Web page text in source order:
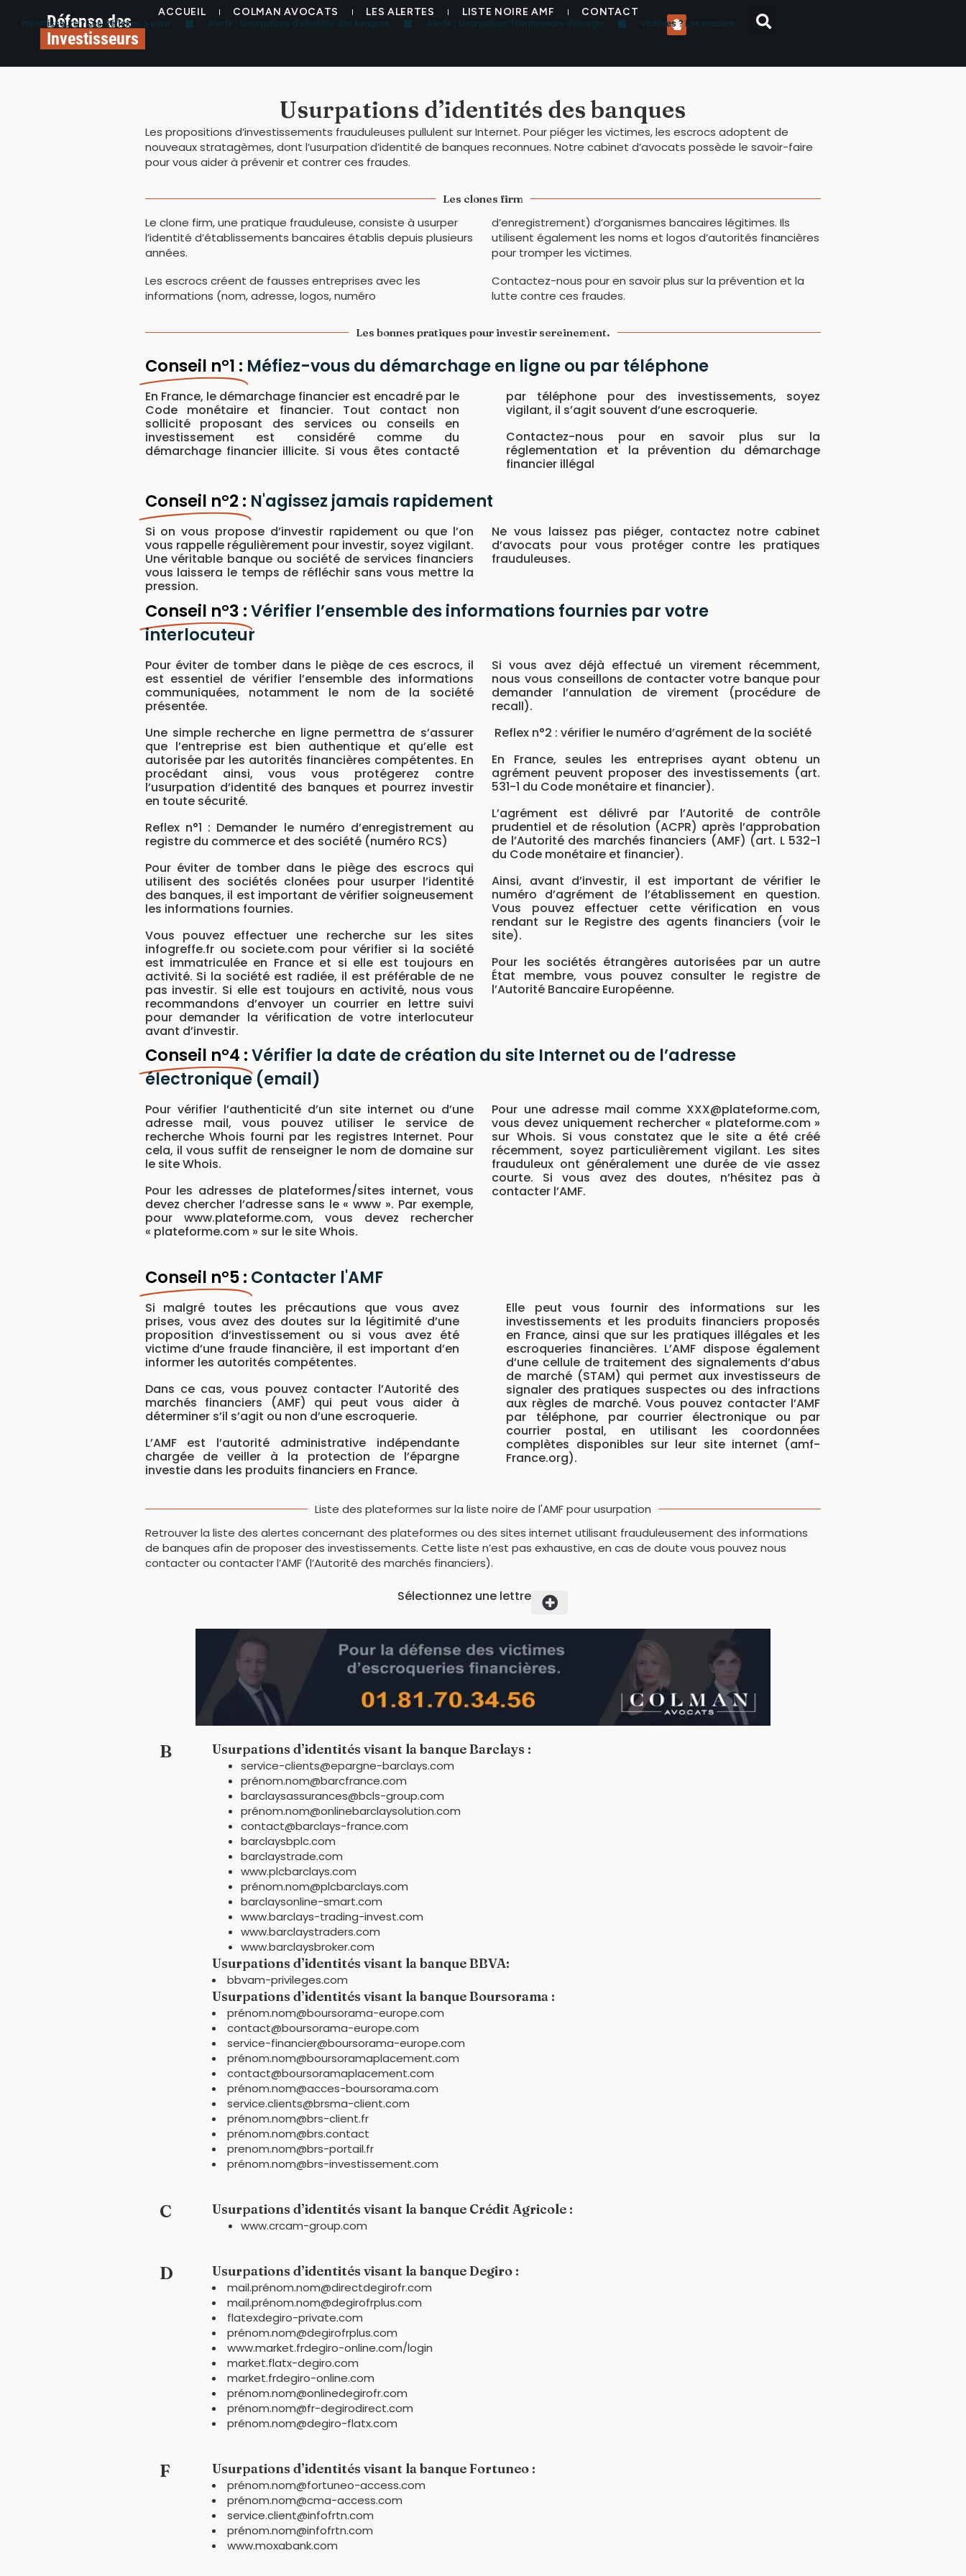
Défense des
Investisseurs
ACCUEIL COLMAN AVOCATS LES ALERTES LISTE NOIRE AMF CONTACT
Investisseurs ? Les Réflexes à avoir Alerte : Usurpations d’identités des banques Alerte : Usurpations fournisseurs d’énergie Victimes ? Les recours
Usurpations d’identités des banques
Les propositions d’investissements frauduleuses pullulent sur Internet. Pour piéger les victimes, les escrocs adoptent de
nouveaux stratagèmes, dont l’usurpation d’identité de banques reconnues. Notre cabinet d’avocats possède le savoir-faire
pour vous aider à prévenir et contrer ces fraudes.
Les clones firm
Le clone firm, une pratique frauduleuse, consiste à usurper
l’identité d’établissements bancaires établis depuis plusieurs
années.
Les escrocs créent de fausses entreprises avec les
informations (nom, adresse, logos, numéro
d’enregistrement) d’organismes bancaires légitimes. Ils
utilisent également les noms et logos d’autorités financières
pour tromper les victimes.
Contactez-nous pour en savoir plus sur la prévention et la
lutte contre ces fraudes.
Les bonnes pratiques pour investir sereinement.
Conseil n°1 : Méfiez-vous du démarchage en ligne ou par téléphone
En France, le démarchage financier est encadré par le
Code monétaire et financier. Tout contact non
sollicité proposant des services ou conseils en
investissement est considéré comme du
démarchage financier illicite. Si vous êtes contacté
par téléphone pour des investissements, soyez
vigilant, il s’agit souvent d’une escroquerie.
Contactez-nous pour en savoir plus sur la
réglementation et la prévention du démarchage
financier illégal
Conseil n°2 : N'agissez jamais rapidement
Si on vous propose d’investir rapidement ou que l’on
vous rappelle régulièrement pour investir, soyez vigilant.
Une véritable banque ou société de services financiers
vous laissera le temps de réfléchir sans vous mettre la
pression.
Ne vous laissez pas piéger, contactez notre cabinet
d’avocats pour vous protéger contre les pratiques
frauduleuses.
Conseil n°3 :Vérifier l’ensemble des informations fournies par votre
interlocuteur
Pour éviter de tomber dans le piège de ces escrocs, il
est essentiel de vérifier l’ensemble des informations
communiquées, notamment le nom de la société
présentée.
Une simple recherche en ligne permettra de s’assurer
que l’entreprise est bien authentique et qu’elle est
autorisée par les autorités financières compétentes. En
procédant ainsi, vous vous protégerez contre
l’usurpation d’identité des banques et pourrez investir
en toute sécurité.
Reflex n°1 : Demander le numéro d’enregistrement au
registre du commerce et des société (numéro RCS)
Pour éviter de tomber dans le piège des escrocs qui
utilisent des sociétés clonées pour usurper l’identité
des banques, il est important de vérifier soigneusement
les informations fournies.
Vous pouvez effectuer une recherche sur les sites
infogreffe.fr ou societe.com pour vérifier si la société
est immatriculée en France et si elle est toujours en
activité. Si la société est radiée, il est préférable de ne
pas investir. Si elle est toujours en activité, nous vous
recommandons d’envoyer un courrier en lettre suivi
pour demander la vérification de votre interlocuteur
avant d’investir.
Si vous avez déjà effectué un virement récemment,
nous vous conseillons de contacter votre banque pour
demander l’annulation de virement (procédure de
recall).
Reflex n°2 : vérifier le numéro d’agrément de la société
En France, seules les entreprises ayant obtenu un
agrément peuvent proposer des investissements (art.
531-1 du Code monétaire et financier).
L’agrément est délivré par l’Autorité de contrôle
prudentiel et de résolution (ACPR) après l’approbation
de l’Autorité des marchés financiers (AMF) (art. L 532-1
du Code monétaire et financier).
Ainsi, avant d’investir, il est important de vérifier le
numéro d’agrément de l’établissement en question.
Vous pouvez effectuer cette vérification en vous
rendant sur le Registre des agents financiers (voir le
site).
Pour les sociétés étrangères autorisées par un autre
État membre, vous pouvez consulter le registre de
l’Autorité Bancaire Européenne.
Conseil n°4 :Vérifier la date de création du site Internet ou de l’adresse
électronique (email)
Pour vérifier l’authenticité d’un site internet ou d’une
adresse mail, vous pouvez utiliser le service de
recherche Whois fourni par les registres Internet. Pour
cela, il vous suffit de renseigner le nom de domaine sur
le site Whois.
Pour les adresses de plateformes/sites internet, vous
devez chercher l’adresse sans le « www ». Par exemple,
pour www.plateforme.com, vous devez rechercher
« plateforme.com » sur le site Whois.
Pour une adresse mail comme XXX@plateforme.com,
vous devez uniquement rechercher « plateforme.com »
sur Whois. Si vous constatez que le site a été créé
récemment, soyez particulièrement vigilant. Les sites
frauduleux ont généralement une durée de vie assez
courte. Si vous avez des doutes, n’hésitez pas à
contacter l’AMF.
Conseil n°5 : Contacter l'AMF
Si malgré toutes les précautions que vous avez
prises, vous avez des doutes sur la légitimité d’une
proposition d’investissement ou si vous avez été
victime d’une fraude financière, il est important d’en
informer les autorités compétentes.
Dans ce cas, vous pouvez contacter l’Autorité des
marchés financiers (AMF) qui peut vous aider à
déterminer s’il s’agit ou non d’une escroquerie.
L’AMF est l’autorité administrative indépendante
chargée de veiller à la protection de l’épargne
investie dans les produits financiers en France.
Elle peut vous fournir des informations sur les
investissements et les produits financiers proposés
en France, ainsi que sur les pratiques illégales et les
escroqueries financières. L’AMF dispose également
d’une cellule de traitement des signalements d’abus
de marché (STAM) qui permet aux investisseurs de
signaler des pratiques suspectes ou des infractions
aux règles de marché. Vous pouvez contacter l’AMF
par téléphone, par courrier électronique ou par
courrier postal, en utilisant les coordonnées
complètes disponibles sur leur site internet (amf-
France.org).
Liste des plateformes sur la liste noire de l'AMF pour usurpation
Retrouver la liste des alertes concernant des plateformes ou des sites internet utilisant frauduleusement des informations
de banques afin de proposer des investissements. Cette liste n’est pas exhaustive, en cas de doute vous pouvez nous
contacter ou contacter l’AMF (l’Autorité des marchés financiers).
Sélectionnez une lettre
B Usurpations d’identités visant la banque Barclays :
service-clients@epargne-barclays.com
prénom.nom@barcfrance.com
barclaysassurances@bcls-group.com
prénom.nom@onlinebarclaysolution.com
contact@barclays-france.com
barclaysbplc.com
barclaystrade.com
www.plcbarclays.com
prénom.nom@plcbarclays.com
barclaysonline-smart.com
www.barclays-trading-invest.com
www.barclaystraders.com
www.barclaysbroker.com
Usurpations d’identités visant la banque BBVA:
bbvam-privileges.com
Usurpations d’identités visant la banque Boursorama :
prénom.nom@boursorama-europe.com
contact@boursorama-europe.com
service-financier@boursorama-europe.com
prénom.nom@boursoramaplacement.com
contact@boursoramaplacement.com
prénom.nom@acces-boursorama.com
service.clients@brsma-client.com
prénom.nom@brs-client.fr
prénom.nom@brs.contact
prenom.nom@brs-portail.fr
prénom.nom@brs-investissement.com
C Usurpations d’identités visant la banque Crédit Agricole :
www.crcam-group.com
D Usurpations d’identités visant la banque Degiro :
mail.prénom.nom@directdegirofr.com
mail.prénom.nom@degirofrplus.com
flatexdegiro-private.com
prénom.nom@degirofrplus.com
www.market.frdegiro-online.com/login
market.flatx-degiro.com
market.frdegiro-online.com
prénom.nom@onlinedegirofr.com
prénom.nom@fr-degirodirect.com
prénom.nom@degiro-flatx.com
F Usurpations d’identités visant la banque Fortuneo :
prénom.nom@fortuneo-access.com
prénom.nom@cma-access.com
service.client@infofrtn.com
prénom.nom@infofrtn.com
www.moxabank.com